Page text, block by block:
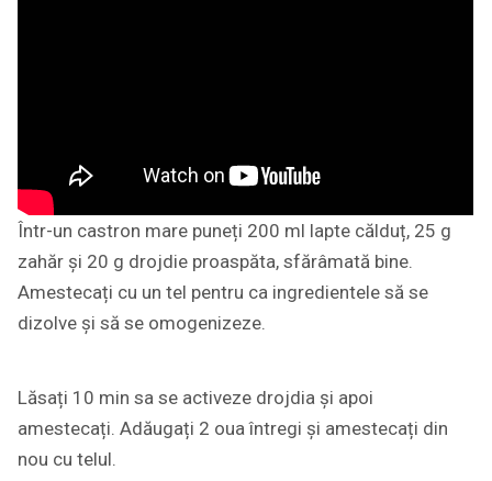
Într-un castron mare puneți 200 ml lapte călduț, 25 g
zahăr și 20 g drojdie proaspăta, sfărâmată bine.
Amestecați cu un tel pentru ca ingredientele să se
dizolve și să se omogenizeze.
Lăsați 10 min sa se activeze drojdia și apoi
amestecați. Adăugați 2 oua întregi și amestecați din
nou cu telul.